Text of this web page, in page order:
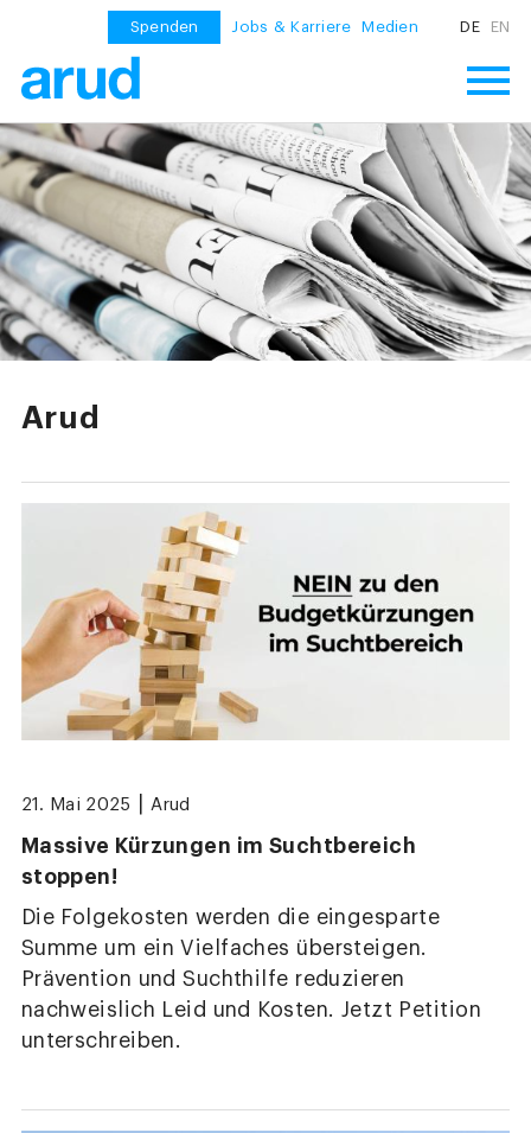
Spenden Jobs & Karriere Medien DE EN
Arud
21. Mai 2025 Arud
Massive Kürzungen im Suchtbereich
stoppen!
Die Folgekosten werden die eingesparte
Summe um ein Vielfaches übersteigen.
Prävention und Suchthilfe reduzieren
nachweislich Leid und Kosten. Jetzt Petition
unterschreiben.